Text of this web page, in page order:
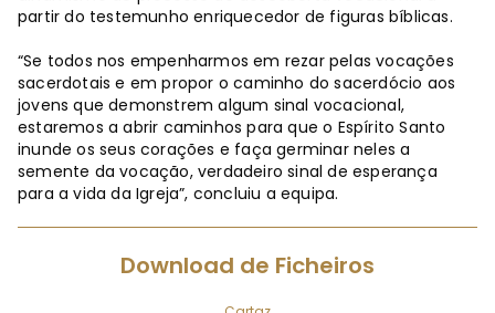
partir do testemunho enriquecedor de figuras bíblicas.
“Se todos nos empenharmos em rezar pelas vocações
sacerdotais e em propor o caminho do sacerdócio aos
jovens que demonstrem algum sinal vocacional,
estaremos a abrir caminhos para que o Espírito Santo
inunde os seus corações e faça germinar neles a
semente da vocação, verdadeiro sinal de esperança
para a vida da Igreja”, concluiu a equipa.
Download de Ficheiros